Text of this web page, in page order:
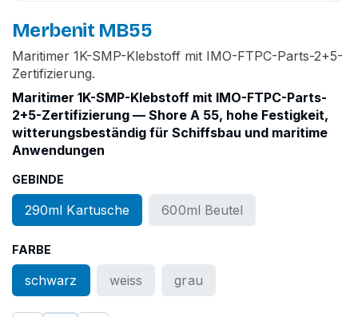
Merbenit MB55
Maritimer 1K-SMP-Klebstoff mit IMO-FTPC-Parts-2+5-
Zertifizierung.
Maritimer 1K-SMP-Klebstoff mit IMO-FTPC-Parts-
2+5-Zertifizierung — Shore A 55, hohe Festigkeit,
witterungsbeständig für Schiffsbau und maritime
Anwendungen
GEBINDE
290ml Kartusche 600ml Beutel
FARBE
schwarz weiss grau